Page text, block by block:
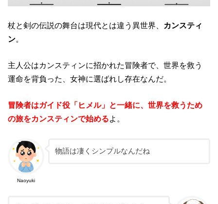
杖と剣の伝説の舞台は現代とは違う異世界、 カンスティ
ン。
主人公はカンスティンに招かれた冒険者で、世界を救う
運命を背負った、女神に選ばれし存在なんだ。
冒険者はガイド役「ヒメル」と一緒に、世界を救うため
の旅をカンスティンで始めるよ。
Naoyuki
物語は凄くシンプルなんだね